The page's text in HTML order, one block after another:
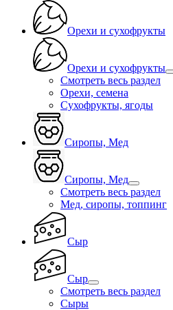
Орехи и сухофрукты
Орехи и сухофрукты
Смотреть весь раздел
Орехи, семена
Сухофрукты, ягоды
Сиропы, Мед
Сиропы, Мед
Смотреть весь раздел
Мед, сиропы, топпинг
Сыр
Сыр
Смотреть весь раздел
Сыры